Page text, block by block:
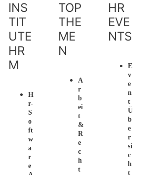
INS
TIT
UTE
HR
M
H
R-
S
O
Ft
W
A
R
E
TOP
THE
ME
N
A
R
B
Ei
T
&
R
E
C
H
T
HR
EVE
NTS
E
V
E
N
T
Ü
B
E
R
Si
C
H
T